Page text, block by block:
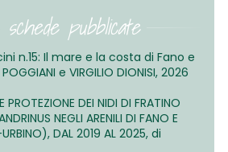
schede pubblicate
n.15: Il mare e la costa di Fano e
e VIRGILIO DIONISI, 2026
DEI NIDI DI FRATINO
NEGLI ARENILI DI FANO E
DAL 2019 AL 2025, di